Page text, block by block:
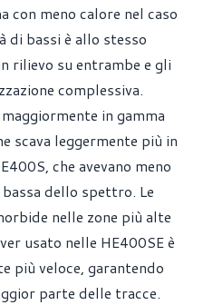
con meno calore nel caso
di bassi è allo stesso
rilievo su entrambe e gli
complessiva.
in gamma
scava leggermente più in
che avevano meno
dello spettro. Le
nelle zone più alte
usato nelle HE400SE è
più veloce, garantendo
parte delle tracce.